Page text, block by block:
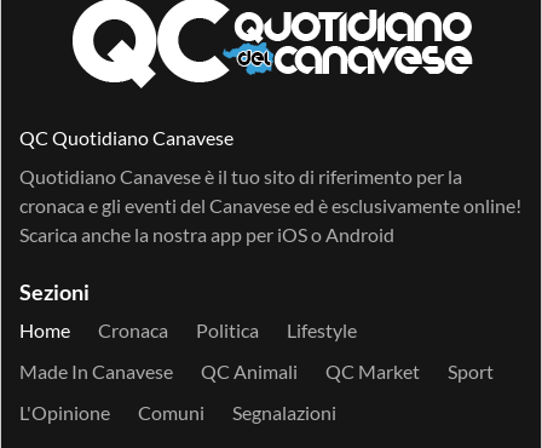
QC Quotidiano Canavese
Quotidiano Canavese è il tuo sito di riferimento per la
cronaca e gli eventi del Canavese ed è esclusivamente online!
Scarica anche la nostra app per iOSo Android
Sezioni
Home Cronaca Politica
Lifestyle
Made In Canavese
QC Animali QC Market
Sport
L'Opinione
Comuni Segnalazioni